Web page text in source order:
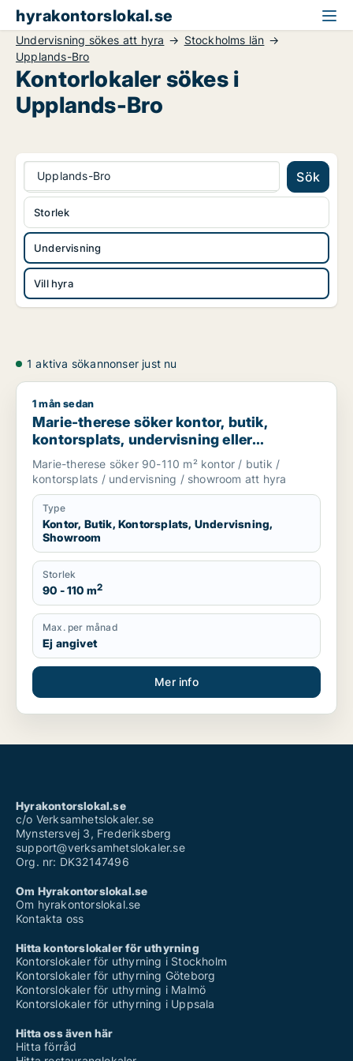
hyrakontorslokal.se
Undervisning sökes att hyra
Stockholms län
Upplands-Bro
Kontorlokaler sökes i
Upplands-Bro
Upplands-Bro Sök
Undervisning
Vill hyra
Storlek
1 aktiva sökannonser just nu
Marie-therese söker kontor, butik, kontorsplats,
1 mån sedan
Marie-therese söker kontor, butik,
kontorsplats, undervisning eller
showroom för uthyrning i Upplands
Väsby, Järfälla eller Upplands-Bro m.fl.
Marie-therese söker 90-110 m² kontor / butik /
kontorsplats / undervisning / showroom att hyra
Type
Kontor, Butik, Kontorsplats, Undervisning,
Showroom
Storlek
90 - 110 m2
Max. per månad
Ej angivet
Mer info
Hyrakontorslokal.se
c/o Verksamhetslokaler.se
Mynstersvej 3, Frederiksberg
support@verksamhetslokaler.se
Org. nr: DK32147496
Om Hyrakontorslokal.se
Om hyrakontorslokal.se
Kontakta oss
Hitta kontorslokaler för uthyrning
Kontorslokaler för uthyrning i Stockholm
Kontorslokaler för uthyrning Göteborg
Kontorslokaler för uthyrning i Malmö
Kontorslokaler för uthyrning i Uppsala
Hitta oss även här
Hitta förråd